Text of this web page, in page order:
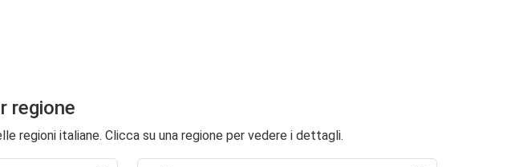
regione
regioni italiane. Clicca su una regione per vedere i dettagli.